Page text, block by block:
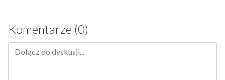
Komentarze (0)